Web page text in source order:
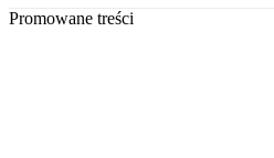
Promowane treści